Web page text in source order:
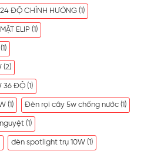
24 ĐỘ CHỈNH HƯỚNG (1)
ELIP (1)
(1)
(2)
36 ĐỘ (1)
(1) Đèn rọi cây 5w chống nước (1)
(1)
đèn spotlight trụ 10W (1)